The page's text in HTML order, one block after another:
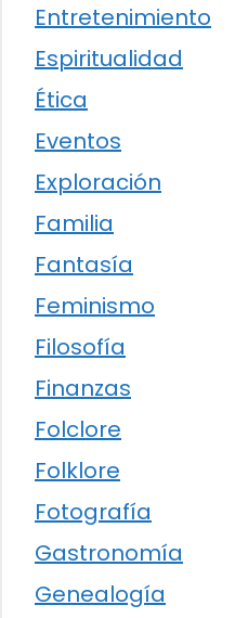
Entretenimiento
Espiritualidad
Ética
Eventos
Exploración
Familia
Fantasía
Feminismo
Filosofía
Finanzas
Folclore
Folklore
Fotografía
Gastronomía
Genealogía